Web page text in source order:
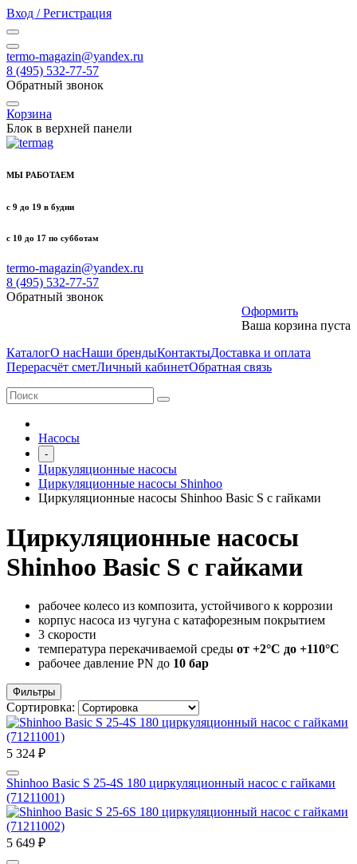
Вход / Регистрация
termo-magazin@yandex.ru
8 (495) 532-77-57
Обратный звонок
Корзина
Блок в верхней панели
МЫ РАБОТАЕМ
с 9 до 19 в будни
с 10 до 17 по субботам
termo-magazin@yandex.ru
8 (495) 532-77-57
Обратный звонок
Оформить
Ваша корзина пуста
КаталогО насНаши брендыКонтактыДоставка и оплата
Перерасчёт сметЛичный кабинетОбратная связь
Насосы
-
Циркуляционные насосы
Циркуляционные насосы Shinhoo
Циркуляционные насосы Shinhoo Basic S с гайками
Циркуляционные насосы
Shinhoo Basic S с гайками
рабочее колесо из композита, устойчивого к коррозии
корпус насоса из чугуна с катафорезным покрытием
3 скорости
температура перекачиваемой среды от +2°C до +110°C
рабочее давление PN до 10 бар
Фильтры
Сортировка:
5 324 ₽
Shinhoo Basic S 25-4S 180 циркуляционный насос с гайками
(71211001)
5 649 ₽